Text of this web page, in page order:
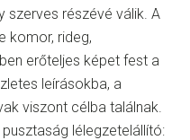
szerves részévé válik. A
komor, rideg,
erőteljes képet fest a
leírásokba, a
viszont célba találnak.
lélegzetelállító: